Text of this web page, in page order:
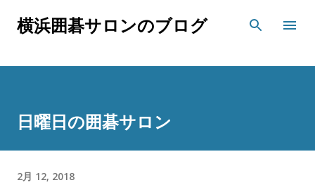
スキップしてメイン コンテンツに移動
横浜囲碁サロンのブログ
日曜日の囲碁サロン
2月 12, 2018